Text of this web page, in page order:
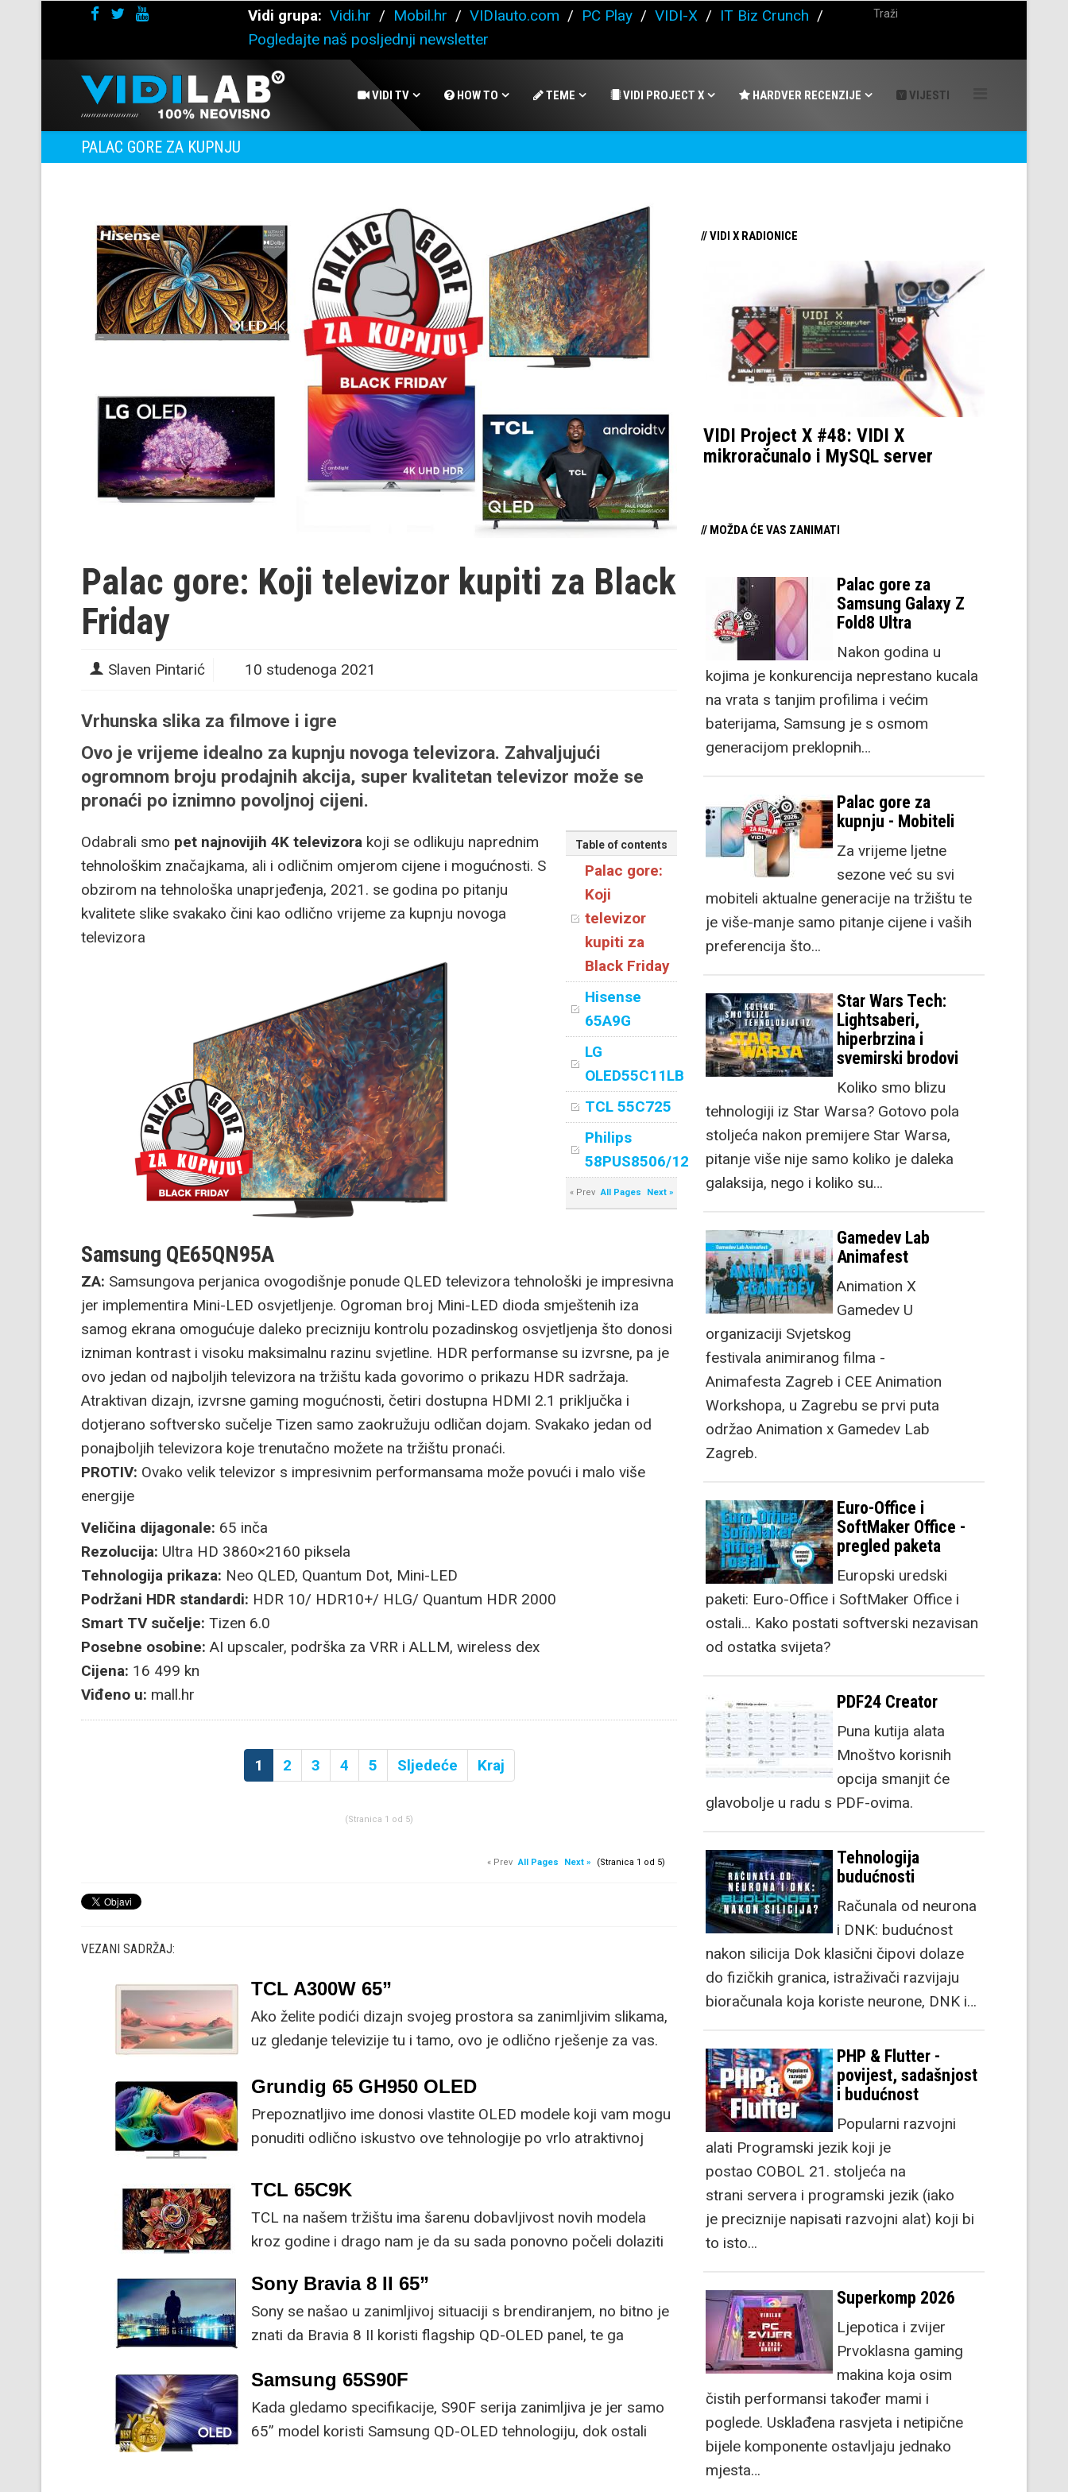
Vidi grupa: Vidi.hr / Mobil.hr / VIDIauto.com / PC Play / VIDI-X / IT Biz Crunch /
Pogledajte naš posljednji newsletter
VIDI TV HOW TO TEME VIDI PROJECT X HARDVER RECENZIJE VIJESTI
PALAC GORE ZA KUPNJU
Palac gore: Koji televizor kupiti za Black
Friday
Slaven Pintarić 10 studenoga 2021
Vrhunska slika za filmove i igre
Ovo je vrijeme idealno za kupnju novoga televizora. Zahvaljujući
ogromnom broju prodajnih akcija, super kvalitetan televizor može se
pronaći po iznimno povoljnoj cijeni.
Table of contents
Palac gore:
Koji
televizor
kupiti za
Black Friday
Hisense
65A9G
LG
OLED55C11LB
TCL 55C725
Philips
58PUS8506/12
« Prev All Pages Next »
Odabrali smo pet najnovijih 4K televizora koji se odlikuju naprednim
tehnološkim značajkama, ali i odličnim omjerom cijene i mogućnosti. S
obzirom na tehnološka unaprjeđenja, 2021. se godina po pitanju
kvalitete slike svakako čini kao odlično vrijeme za kupnju novoga
televizora
Samsung QE65QN95A
ZA: Samsungova perjanica ovogodišnje ponude QLED televizora tehnološki je impresivna
jer implementira Mini-LED osvjetljenje. Ogroman broj Mini-LED dioda smještenih iza
samog ekrana omogućuje daleko precizniju kontrolu pozadinskog osvjetljenja što donosi
izniman kontrast i visoku maksimalnu razinu svjetline. HDR performanse su izvrsne, pa je
ovo jedan od najboljih televizora na tržištu kada govorimo o prikazu HDR sadržaja.
Atraktivan dizajn, izvrsne gaming mogućnosti, četiri dostupna HDMI 2.1 priključka i
dotjerano softversko sučelje Tizen samo zaokružuju odličan dojam. Svakako jedan od
ponajboljih televizora koje trenutačno možete na tržištu pronaći.
PROTIV: Ovako velik televizor s impresivnim performansama može povući i malo više
energije
Veličina dijagonale: 65 inča
Rezolucija: Ultra HD 3860×2160 piksela
Tehnologija prikaza: Neo QLED, Quantum Dot, Mini-LED
Podržani HDR standardi: HDR 10/ HDR10+/ HLG/ Quantum HDR 2000
Smart TV sučelje: Tizen 6.0
Posebne osobine: AI upscaler, podrška za VRR i ALLM, wireless dex
Cijena: 16 499 kn
Viđeno u: mall.hr
1 2 3 4 5 Sljedeće Kraj
(Stranica 1 od 5)
« Prev All Pages Next » (Stranica 1 od 5)
VEZANI SADRŽAJ:
TCL A300W 65”
Ako želite podići dizajn svojeg prostora sa zanimljivim slikama,
uz gledanje televizije tu i tamo, ovo je odlično rješenje za vas.
Grundig 65 GH950 OLED
Prepoznatljivo ime donosi vlastite OLED modele koji vam mogu
ponuditi odlično iskustvo ove tehnologije po vrlo atraktivnoj
TCL 65C9K
TCL na našem tržištu ima šarenu dobavljivost novih modela
kroz godine i drago nam je da su sada ponovno počeli dolaziti
Sony Bravia 8 II 65”
Sony se našao u zanimljivoj situaciji s brendiranjem, no bitno je
znati da Bravia 8 II koristi flagship QD-OLED panel, te ga
Samsung 65S90F
Kada gledamo specifikacije, S90F serija zanimljiva je jer samo
65” model koristi Samsung QD-OLED tehnologiju, dok ostali
// VIDI X RADIONICE
VIDI Project X #48: VIDI X
mikroračunalo i MySQL server
// MOŽDA ĆE VAS ZANIMATI
Palac gore za
Samsung Galaxy Z
Fold8 Ultra
Nakon godina u
kojima je konkurencija neprestano kucala
na vrata s tanjim profilima i većim
baterijama, Samsung je s osmom
generacijom preklopnih…
Palac gore za
kupnju - Mobiteli
Za vrijeme ljetne
sezone već su svi
mobiteli aktualne generacije na tržištu te
je više-manje samo pitanje cijene i vaših
preferencija što…
Star Wars Tech:
Lightsaberi,
hiperbrzina i
svemirski brodovi
Koliko smo blizu
tehnologiji iz Star Warsa? Gotovo pola
stoljeća nakon premijere Star Warsa,
pitanje više nije samo koliko je daleka
galaksija, nego i koliko su…
Gamedev Lab
Animafest
Animation X
Gamedev U
organizaciji Svjetskog
festivala animiranog filma -
Animafesta Zagreb i CEE Animation
Workshopa, u Zagrebu se prvi puta
održao Animation x Gamedev Lab
Zagreb.
Euro-Office i
SoftMaker Office -
pregled paketa
Europski uredski
paketi: Euro-Office i SoftMaker Office i
ostali... Kako postati softverski nezavisan
od ostatka svijeta?
PDF24 Creator
Puna kutija alata
Mnoštvo korisnih
opcija smanjit će
glavobolje u radu s PDF-ovima.
Tehnologija
budućnosti
Računala od neurona
i DNK: budućnost
nakon silicija Dok klasični čipovi dolaze
do fizičkih granica, istraživači razvijaju
bioračunala koja koriste neurone, DNK i…
PHP & Flutter -
povijest, sadašnjost
i budućnost
Popularni razvojni
alati Programski jezik koji je
postao COBOL 21. stoljeća na
strani servera i programski jezik (iako
je preciznije napisati razvojni alat) koji bi
to isto…
Superkomp 2026
Ljepotica i zvijer
Prvoklasna gaming
makina koja osim
čistih performansi također mami i
poglede. Usklađena rasvjeta i netipične
bijele komponente ostavljaju jednako
mjesta…